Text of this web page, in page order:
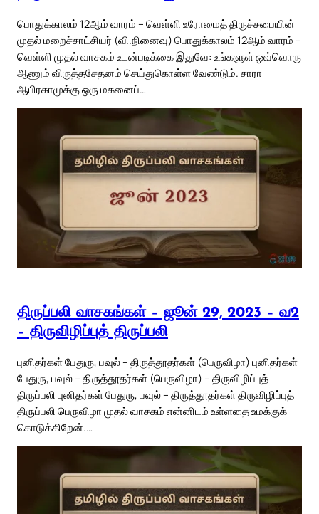
பொதுக்காலம் 12ஆம் வாரம் – வெள்ளி உரோமைத் திருச்சபையின்
முதல் மறைச்சாட்சியர் (வி.நினைவு) பொதுக்காலம் 12ஆம் வாரம் –
வெள்ளி முதல் வாசகம் உடன்படிக்கை இதுவே: உங்களுள் ஒவ்வொரு
ஆணும் விருத்தசேதனம் செய்துகொள்ள வேண்டும். சாரா
ஆபிரகாமுக்கு ஒரு மகனைப்…
திருப்பலி வாசகங்கள் – ஜூன் 29, 2023 – வ2
– திருவிழிப்புத் திருப்பலி
புனிதர்கள் பேதுரு, பவுல் – திருத்தூதர்கள் (பெருவிழா) புனிதர்கள்
பேதுரு, பவுல் – திருத்தூதர்கள் (பெருவிழா) – திருவிழிப்புத்
திருப்பலி புனிதர்கள் பேதுரு, பவுல் – திருத்தூதர்கள் திருவிழிப்புத்
திருப்பலி பெருவிழா முதல் வாசகம் என்னிடம் உள்ளதை உமக்குக்
கொடுக்கிறேன்.…